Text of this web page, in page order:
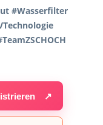
#Wasserfilter
↗